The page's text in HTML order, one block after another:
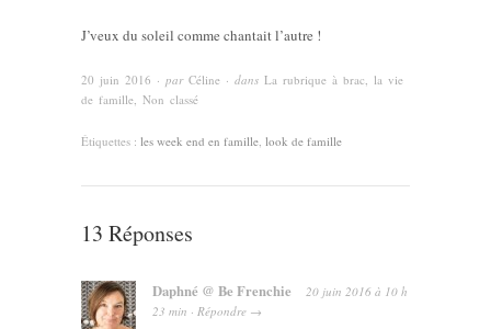
J’veux du soleil comme chantait l’autre !
20 juin 2016 · par Céline · dans La rubrique à brac
la vie
de famille Non classé
Étiquettes : les week end en famille, look de famille
13 Réponses
Daphné @ Be Frenchie 20 juin 2016 à 10 h
23 min · Répondre →